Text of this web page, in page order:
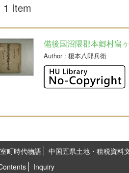
1 Item
備後国沼隈郡本郷村畠
Author: 榎本八郎兵衛
町時代物語
中国五県土地・租税資料
Inquiry